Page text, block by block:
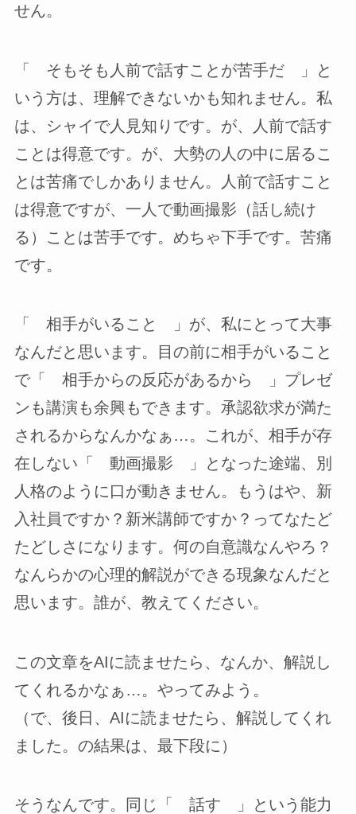
せん。
「 そもそも人前で話すことが苦手だ 」と
いう方は、理解できないかも知れません。私
は、シャイで人見知りです。が、人前で話す
ことは得意です。が、大勢の人の中に居るこ
とは苦痛でしかありません。人前で話すこと
は得意ですが、一人で動画撮影（話し続け
る）ことは苦手です。めちゃ下手です。苦痛
です。
「 相手がいること 」が、私にとって大事
なんだと思います。目の前に相手がいること
で「 相手からの反応があるから 」プレゼ
ンも講演も余興もできます。承認欲求が満た
されるからなんかなぁ…。これが、相手が存
在しない「 動画撮影 」となった途端、別
人格のように口が動きません。もうはや、新
入社員ですか？新米講師ですか？ってなたど
たどしさになります。何の自意識なんやろ？
なんらかの心理的解説ができる現象なんだと
思います。誰が、教えてください。
この文章をAIに読ませたら、なんか、解説し
てくれるかなぁ…。やってみよう。
（で、後日、AIに読ませたら、解説してくれ
ました。の結果は、最下段に）
そうなんです。同じ「 話す 」という能力